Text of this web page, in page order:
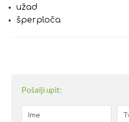
užad
šperploča
Pošalji upit: